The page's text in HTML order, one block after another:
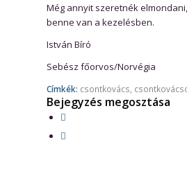
Még annyit szeretnék
benne van a kezelésben.
István Bíró
Sebész főorvos/Norvégia
Címkék: csontkovács,
Bejegyzés megosztása